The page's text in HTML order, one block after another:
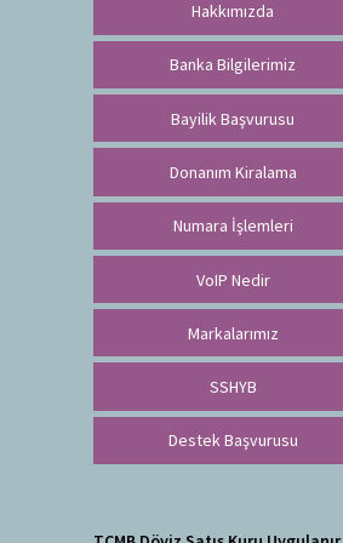
Hakkımızda
Banka Bilgilerimiz
Bayilik Başvurusu
Donanım Kiralama
Numara İşlemleri
VoIP Nedir
Markalarımız
SSHYB
Destek Başvurusu